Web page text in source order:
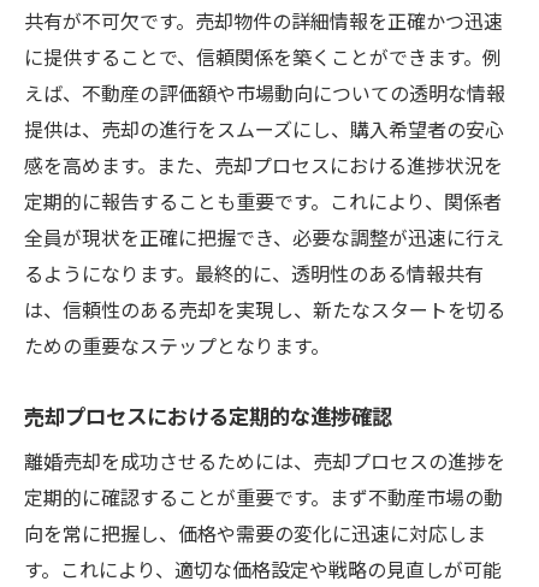
共有が不可欠です。売却物件の詳細情報を正確かつ迅速
に提供することで、信頼関係を築くことができます。例
えば、不動産の評価額や市場動向についての透明な情報
提供は、売却の進行をスムーズにし、購入希望者の安心
感を高めます。また、売却プロセスにおける進捗状況を
定期的に報告することも重要です。これにより、関係者
全員が現状を正確に把握でき、必要な調整が迅速に行え
るようになります。最終的に、透明性のある情報共有
は、信頼性のある売却を実現し、新たなスタートを切る
ための重要なステップとなります。
売却プロセスにおける定期的な進捗確認
離婚売却を成功させるためには、売却プロセスの進捗を
定期的に確認することが重要です。まず不動産市場の動
向を常に把握し、価格や需要の変化に迅速に対応しま
す。これにより、適切な価格設定や戦略の見直しが可能